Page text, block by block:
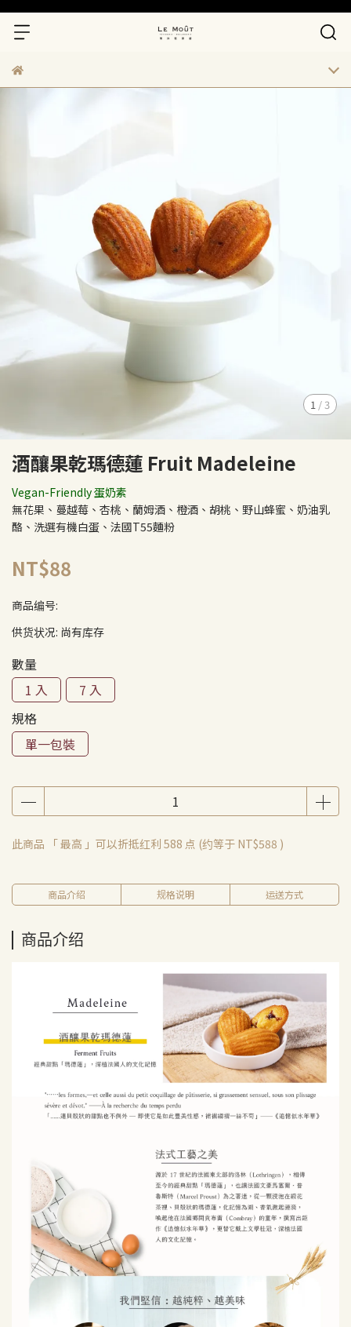
1 /3
酒釀果乾瑪德蓮 Fruit Madeleine
Vegan-Friendly 蛋奶素
無花果、蔓越莓、杏桃、蘭姆酒、橙酒、胡桃、野山蜂蜜、奶油乳
酪、洗選有機白蛋、法國T55麵粉
NT$88
商品编号:
供货状况: 尚有库存
數量
1 入
7 入
規格
單一包裝
此商品 「 最高 」可以折抵红利 588 点 (约等于 NT$588 )
商品介绍 规格说明 运送方式
商品介绍